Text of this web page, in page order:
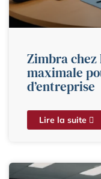
Zimbra
maximale
d’entreprise
Lire la suite